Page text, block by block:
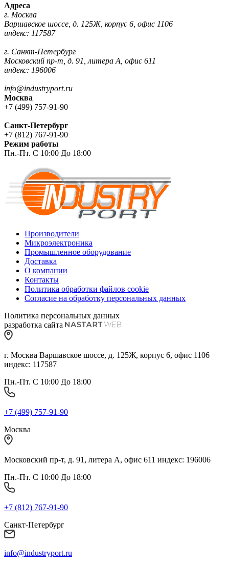
Адреса
г. Москва
Варшавское шоссе, д. 125Ж, корпус 6, офис 1106
индекс: 117587
г. Санкт-Петербург
Московский пр-т, д. 91, литера А, офис 611
индекс: 196006
info@industryport.ru
Москва
+7 (499) 757-91-90
Санкт-Петербург
+7 (812) 767-91-90
Режим работы
Пн.-Пт. С 10:00 До 18:00
Производители
Микроэлектроника
Промышленное оборудование
Доставка
О компании
Контакты
Политика обработки файлов cookie
Согласие на обработку персональных данных
Политика персональных данных
разработка сайта
г. Москва Варшавское шоссе, д. 125Ж, корпус 6, офис 1106
индекс: 117587
Пн.-Пт. С 10:00 До 18:00
+7 (499) 757-91-90
Москва
Московский пр-т, д. 91, литера А, офис 611 индекс: 196006
Пн.-Пт. С 10:00 До 18:00
+7 (812) 767-91-90
Санкт-Петербург
info@industryport.ru